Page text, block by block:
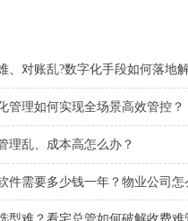
、对账乱?数字化手段如何落地
管理如何实现全场景高效管控？
理乱、成本高怎么办？